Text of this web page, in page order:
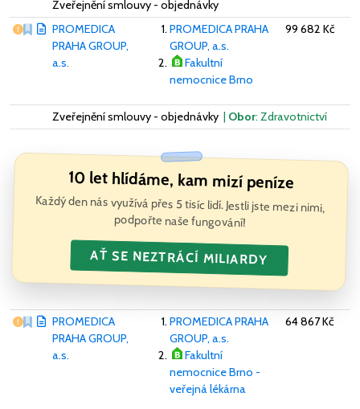
Zveřejnění smlouvy - objednávky
Vážný nedostatek
PROMEDICA
PRAHA GROUP,
a.s.
PROMEDICA PRAHA
GROUP, a.s.
Fakultní
nemocnice Brno
99 682 Kč
Zveřejnění smlouvy - objednávky | Obor: Zdravotnictví
10 let hlídáme, kam mizí peníze
Každý den nás využívá přes 5 tisíc lidí. Jestli jste mezi nimi,
podpořte naše fungování!
AŤ SE NEZTRÁCÍ MILIARDY
Vážný nedostatek
PROMEDICA
PRAHA GROUP,
a.s.
PROMEDICA PRAHA
GROUP, a.s.
Fakultní
nemocnice Brno -
veřejná lékárna
64 867 Kč